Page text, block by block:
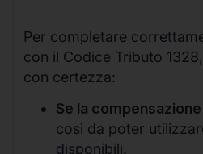
Per completare
con il Codice Tributo
con certezza:
Se la
così da poter
disponibili.